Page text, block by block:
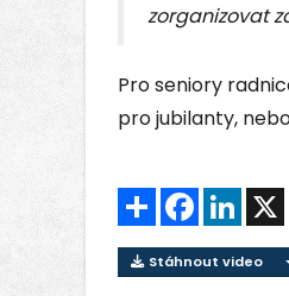
zorganizovat
Pro seniory
pro jubilanty,
Sdílet Facebook
Stáhnout video